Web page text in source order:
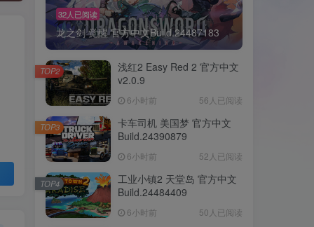
32人已阅读
龙之剑 觉醒 官方中文Build.24487183
浅红2 Easy Red 2 官方中文
v2.0.9
6小时前 56人已阅读
TOP2
卡车司机 美国梦 官方中文
Build.24390879
6小时前 52人已阅读
TOP3
工业小镇2 天堂岛 官方中文
Build.24484409
6小时前 50人已阅读
TOP4